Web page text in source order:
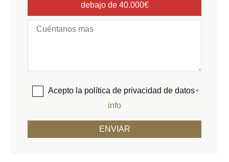
debajo de 40.000€
Acepto la política de privacidad de datos+
info